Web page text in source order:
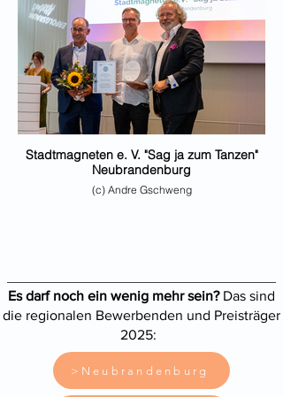
Stadtmagneten e. V. "Sag ja zum Tanzen"
Neubrandenburg
(c) Andre Gschweng
Es darf noch ein wenig mehr sein?Das sind
die regionalen Bewerbenden und Preisträger
2025:
>Neubrandenburg